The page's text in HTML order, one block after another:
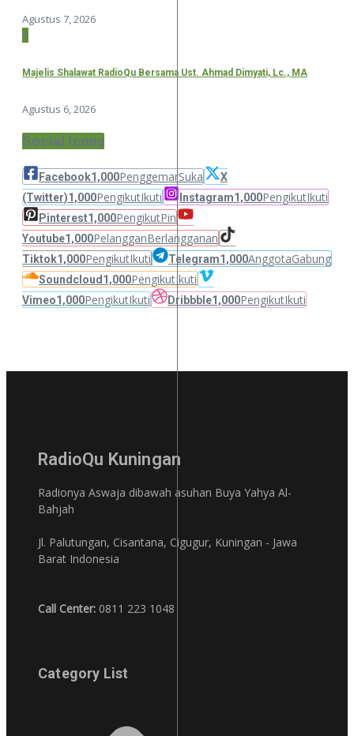
Agustus 7, 2026
3
Majelis Shalawat RadioQu Bersama Ust. Ahmad Dimyati, Lc., MA
Agustus 6, 2026
Social Icons
Facebook1,000PenggemarSuka
X
(Twitter)1,000PengikutIkuti Instagram1,000PengikutIkuti
Pinterest1,000PengikutPin
Youtube1,000PelangganBerlangganan
Tiktok1,000PengikutIkuti Telegram1,000AnggotaGabung
Soundcloud 1,000PengikutIkuti
Vimeo1,000PengikutIkuti Dribbble1,000PengikutIkuti
RadioQu Kuningan
Radionya Aswaja dibawah asuhan Buya Yahya Al-
Bahjah
Jl. Palutungan, Cisantana, Cigugur, Kuningan - Jawa
Barat Indonesia
Call Center: 0811 223 1048
Category List